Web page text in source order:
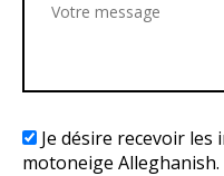
Je désire recevoir
motoneige Alleghanish.